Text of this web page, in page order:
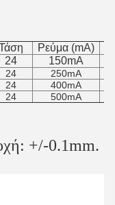
Ρεύμα (mA)
24 150mA
24 250mA
24 400mA
24 500mA
+/-0.1mm.